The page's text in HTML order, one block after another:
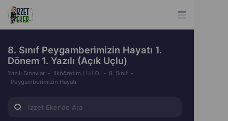
8. Sınıf Peygamberimizin Hayatı 1.
Dönem 1. Yazılı (Açık Uçlu)
Yazılı Sınavlar İlköğretim / İ.H.O.
8. Sınıf
Peygamberimizin Hayatı